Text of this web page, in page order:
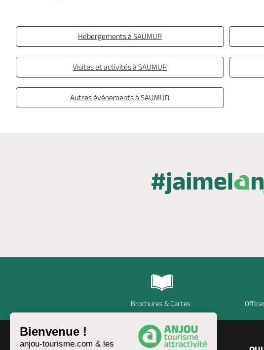
Bienvenue !
anjou-tourisme.com & les
Hébergements à SAUMUR
Visites et activités à SAUMUR
Autres événements à SAUMUR
Brochures & Cartes